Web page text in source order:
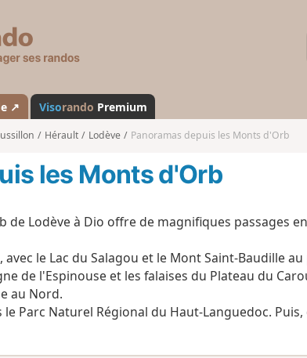
s
a
n
d
↗ Visorando Premium
Hérault Lodève Panoramas depuis les Monts d'Orb
les Monts d'Orb
de Lodève à Dio offre de magnifiques passages
avec le Lac du Salagou et le Mont Saint-Baudille
de l'Espinouse et les falaises du Plateau du
au Nord.
Parc Naturel Régional du Haut-Languedoc.